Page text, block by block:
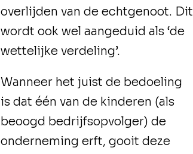
overlijden van de echtgenoot. Dit
wordt ook wel aangeduid als ‘de
wettelijke verdeling’.
Wanneer het juist de bedoeling
is dat één van de kinderen (als
beoogd bedrijfsopvolger) de
onderneming erft, gooit deze